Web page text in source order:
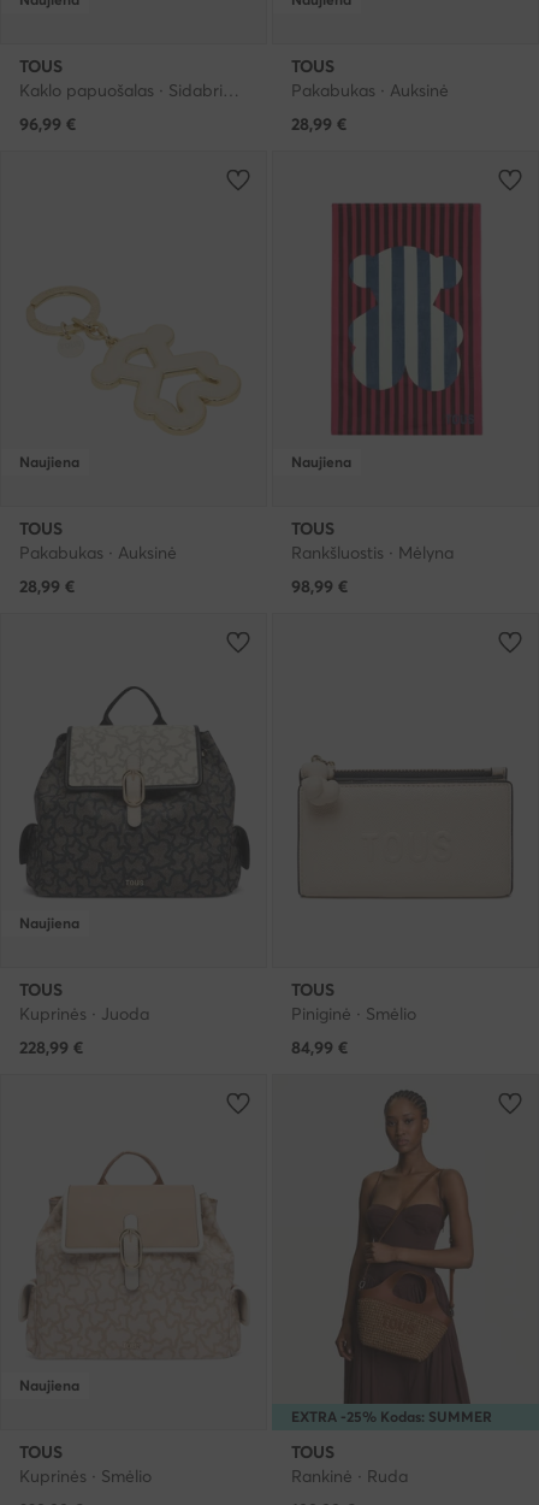
TOUS
Kaklo papuošalas · Sidabrinė · Metalas
96,99 €
TOUS
Pakabukas · Auksinė
28,99 €
Naujiena
TOUS
Pakabukas · Auksinė
28,99 €
Naujiena
TOUS
Rankšluostis · Mėlyna
98,99 €
Naujiena
TOUS
Kuprinės · Juoda
228,99 €
TOUS
Piniginė · Smėlio
84,99 €
Naujiena
TOUS
Kuprinės · Smėlio
EXTRA -25% Kodas: SUMMER
TOUS
Rankinė · Ruda